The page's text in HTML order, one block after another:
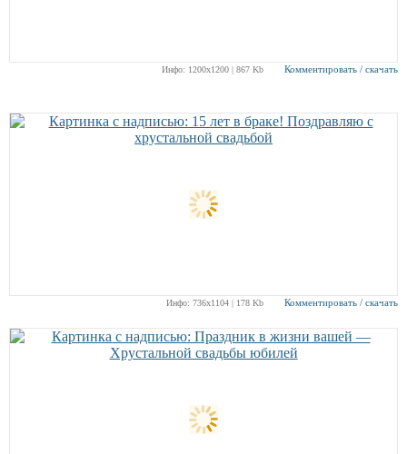
Инфо: 1200х1200 | 867 Kb Комментировать / скачать
Инфо: 736х1104 | 178 Kb Комментировать / скачать